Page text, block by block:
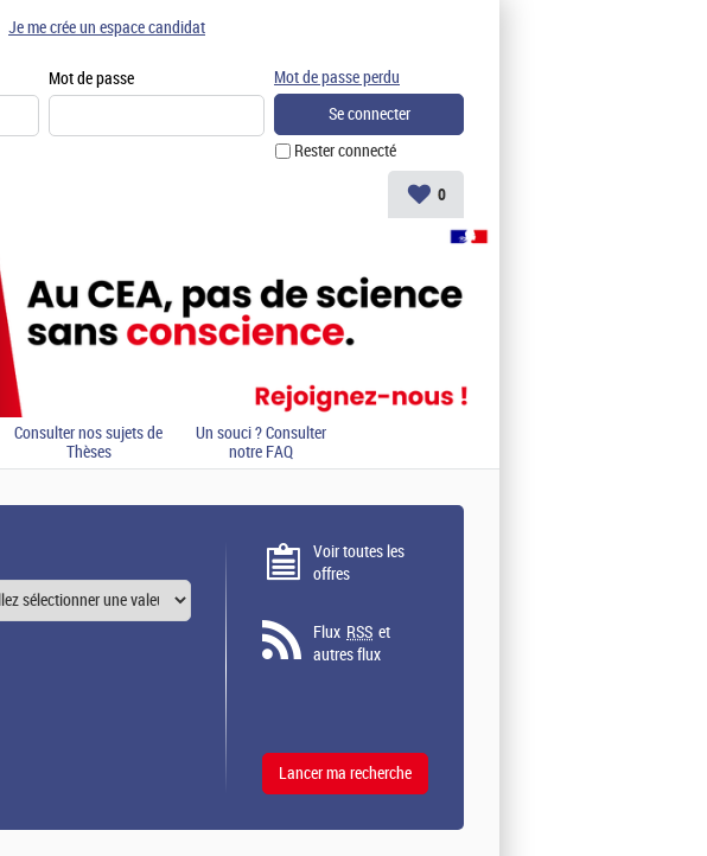
Mot de passe
Rester connecté
Mot de passe perdu
Je me crée un espace candidat
0
Consulter nos sujets de
Thèses
Un souci ? Consulter
notre FAQ
Voir toutes les
offres
Flux RSS et
autres flux